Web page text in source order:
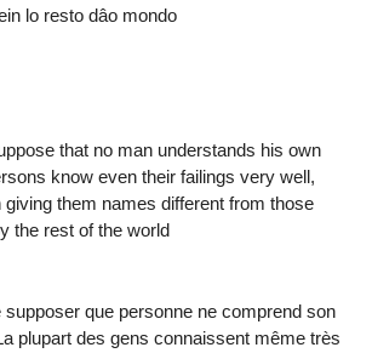
lo resto dâo mondo
that no man understands his own
know even their failings very well,
them names different from those
the rest of the world
supposer que personne ne comprend son
plupart des gens connaissent même très